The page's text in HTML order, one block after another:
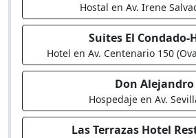
Hostal en Av. Irene
Suites El Condado-
Hotel en Av. Centenario 150
Don Alejandro
Hospedaje en Av.
Las Terrazas Hotel